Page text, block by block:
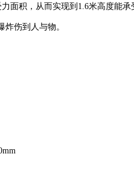
面积，从而实现到1.6米高度能
伤到人与物。
mm